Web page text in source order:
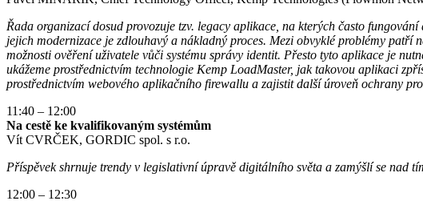
Řada organizací dosud provozuje tzv. legacy aplikace, na kterých často
jejich modernizace je zdlouhavý a nákladný proces. Mezi obvyklé problémy
možnosti ověření uživatele vůči systému správy identit. Přesto tyto aplikace je
ukážeme prostřednictvím technologie Kemp LoadMaster, jak takovou aplikaci
prostřednictvím webového aplikačního firewallu a zajistit další úroveň ochrany
11:40 – 12:00
Na cestě ke kvalifikovaným systémům
Vít CVRČEK, GORDIC spol. s r.o.
Příspěvek shrnuje trendy v legislativní úpravě digitálního světa a zamýšlí se nad
12:00 – 12:30